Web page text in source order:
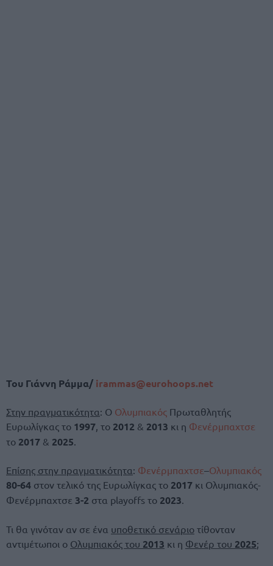
Του Γιάννη Ράμμα/ irammas@eurohoops.net
Στην πραγματικότητα: Ο Ολυμπιακός Πρωταθλητής
Ευρωλίγκας το 1997, το 2012 & 2013 κι η Φενέρμπαχτσε
το 2017 & 2025.
Επίσης στην πραγματικότητα: Φενέρμπαχτσε–Ολυμπιακός
80-64 στον τελικό της Ευρωλίγκας το 2017 κι Ολυμπιακός-
Φενέρμπαχτσε 3-2 στα playoffs το 2023.
Τι θα γινόταν αν σε ένα υποθετικό σενάριο τίθονταν
αντιμέτωποι ο Ολυμπιακός του 2013 κι η Φενέρ του 2025;